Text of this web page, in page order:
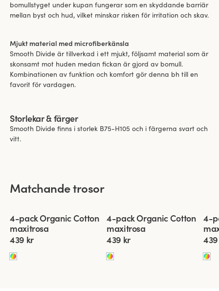
bomullstyget under kupan fungerar som en skyddande barriär
mellan byst och hud, vilket minskar risken för irritation och skav.
Mjukt material med microfiberkänsla
Smooth Divide är tillverkad i ett mjukt, följsamt material som är
skonsamt mot huden medan fickan är gjord av bomull.
Kombinationen av funktion och komfort gör denna bh till en
favorit för vardagen.
Storlekar & färger
Smooth Divide finns i storlek B75-H105 och i färgerna svart och
vitt.
Matchande trosor
Viewing image 1 of 5
4-pack Organic Cotton
maxitrosa
439 kr
Viewing image 1 of 7
4-pack Organic Cotton
maxitrosa
439 kr
4-